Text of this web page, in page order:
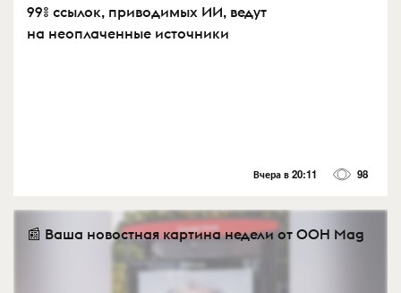
99% ссылок, приводимых ИИ, ведут
на неоплаченные источники
Вчера в 20:11 98
📰 Ваша новостная картина недели от OOH Mag